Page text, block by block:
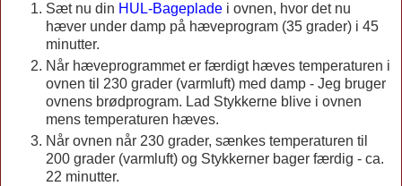
Sæt nu din HUL-Bageplade i ovnen, hvor det nu
hæver under damp på hæveprogram (35 grader) i 45
minutter.
Når hæveprogrammet er færdigt hæves temperaturen i
ovnen til 230 grader (varmluft) med damp - Jeg bruger
ovnens brødprogram. Lad Stykkerne blive i ovnen
mens temperaturen hæves.
Når ovnen når 230 grader, sænkes temperaturen til
200 grader (varmluft) og Stykkerner bager færdig - ca.
22 minutter.